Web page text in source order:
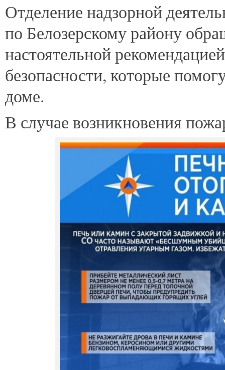
Отделение надзорной
по Белозерскому району
настоятельной
безопасности, которые
доме.
В случае возникновения